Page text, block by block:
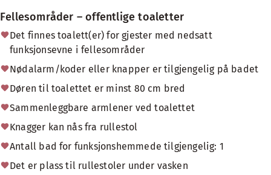
Fellesområder – offentlige toaletter
Det finnes toalett(er) for gjester med nedsatt
funksjonsevne i fellesområder
Nødalarm/koder eller knapper er tilgjengelig på badet
Døren til toalettet er minst 80 cm bred
Sammenleggbare armlener ved toalettet
Knagger kan nås fra rullestol
Antall bad for funksjonshemmede tilgjengelig: 1
Det er plass til rullestoler under vasken